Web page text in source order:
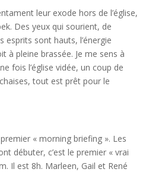
leur exode hors de l’église,
Des yeux qui sourient, de
esprits sont hauts, l’énergie
à pleine brassée. Je me sens à
fois l’église vidée, un coup de
tout est prêt pour le
« morning briefing ». Les
débuter, c’est le premier « vrai
Il est 8h. Marleen, Gail et René